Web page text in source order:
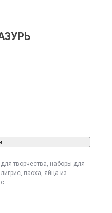
творчества, наборы для
, пасха, яйца из